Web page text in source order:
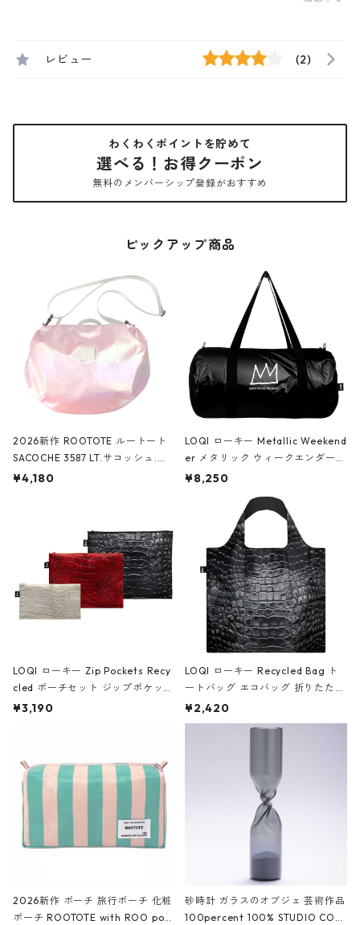
レビュー (2)
わくわくポイントを貯めて
選べる！お得クーポン
無料のメンバーシップ登録がおすすめ
ピックアップ商品
2026新作 ROOTOTE ルートート
SACOCHE 3587 LT.サコッシュ.ル
ミエ-B ショルダーバッグ グロスピ
¥4,180
LOQI ローキー Metallic Weekend
er メタリック ウィークエンダー
ボストンバッグ ショルダーバッグ
Black ジャン=ミッシェル・バスキ
ア/クラウン ブラック
¥8,250
LOQI ローキー Zip Pockets Recy
cled ポーチセット ジップポケット
ファスナーポーチ 撥水加工 トラベ
ーガンディー、オフホワイト
¥3,190
LOQI ローキー Recycled Bag ト
ートバッグ エコバッグ 折りたたみ
大きめ 撥水加工 収納ポーチ CRO
CODILE/Black クロコダイル/ブラ
¥2,420
2026新作 ポーチ 旅行ポーチ 化粧
ポーチ ROOTOTE with ROO pou
砂時計 ガラスのオブジェ 芸術作品
100percent 100% STUDIO COH